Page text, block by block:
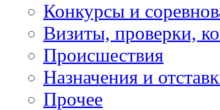
Конкурсы и
Визиты, проверки,
Происшествия
Назначения и
Прочее